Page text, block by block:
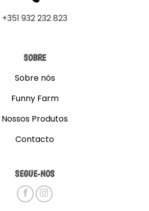
+351 932 232 823
SOBRE
Sobre nós
Funny Farm
Nossos Produtos
Contacto
SEGUE-NOS